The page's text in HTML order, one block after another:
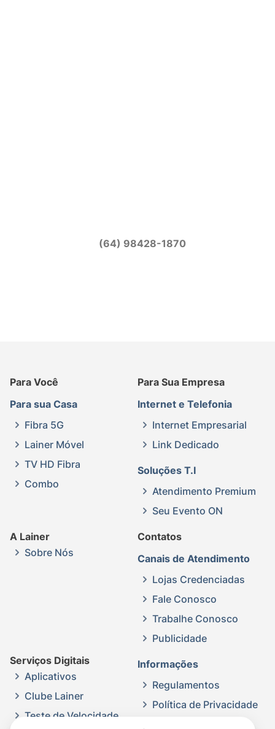
(64) 98428-1870
Para Você
Para sua Casa
Fibra 5G
Lainer Móvel
TV HD Fibra
Combo
Para Sua Empresa
Internet e Telefonia
Internet Empresarial
Link Dedicado
Soluções T.I
Atendimento Premium
Seu Evento ON
A Lainer
Sobre Nós
Contatos
Canais de Atendimento
Lojas Credenciadas
Fale Conosco
Trabalhe Conosco
Publicidade
Informações
Regulamentos
Política de Privacidade
Serviços Digitais
Aplicativos
Clube Lainer
Teste de Velocidade